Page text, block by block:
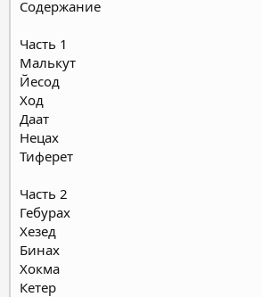
Содержание
Часть 1
Малькут
Йесод
Ход
Даат
Нецах
Тиферет
Часть 2
Гебурах
Хезед
Бинах
Хокма
Кетер